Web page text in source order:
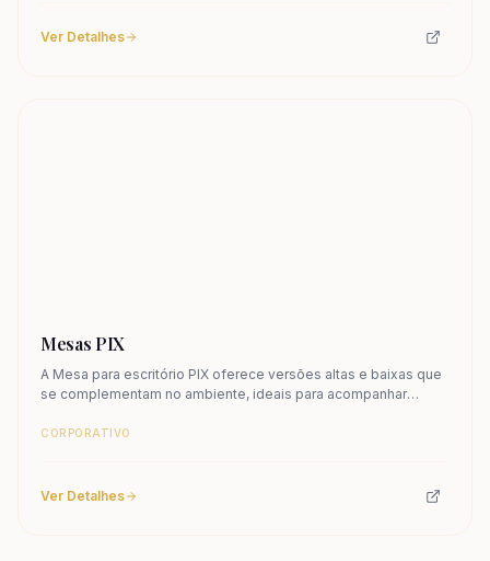
Ver Detalhes
Mesas PIX
A Mesa para escritório PIX oferece versões altas e baixas que
se complementam no ambiente, ideais para acompanhar
CORPORATIVO
Ver Detalhes